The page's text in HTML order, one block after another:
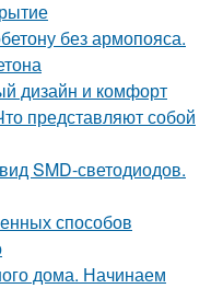
без армопояса.
дизайн и комфорт
представляют собой
SMD-светодиодов.
способов
дома. Начинаем